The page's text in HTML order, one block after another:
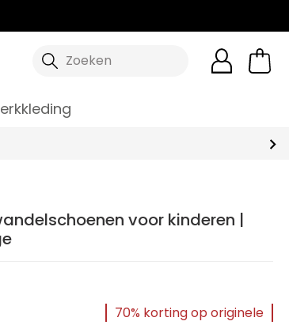
Zoeken
voor kinderen |
70% korting op originele